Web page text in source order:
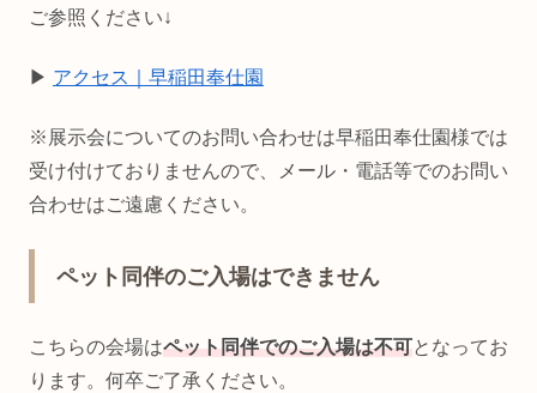
ご参照ください↓
▶ アクセス｜早稲田奉仕園
※展示会についてのお問い合わせは早稲田奉仕園様では
受け付けておりませんので、メール・電話等でのお問い
合わせはご遠慮ください。
ペット同伴のご入場はできません
こちらの会場はペット同伴でのご入場は不可となってお
ります。何卒ご了承ください。